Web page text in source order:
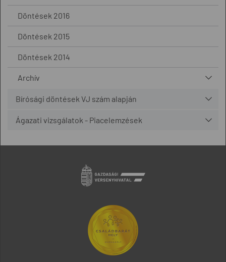
Döntések 2016
Döntések 2015
Döntések 2014
Archív
Bírósági döntések VJ szám alapján
Ágazati vizsgálatok - Piacelemzések